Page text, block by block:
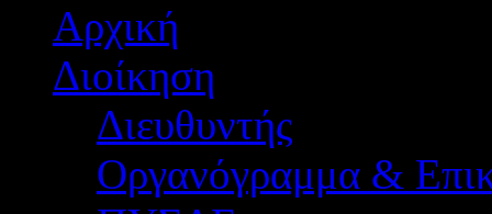
Αρχική
Διοίκηση
Διευθυντής
Οργανόγραμμα &